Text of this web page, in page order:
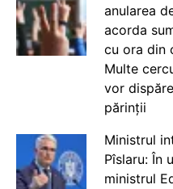
anularea
acorda
cu ora din
Multe
vor
părinții
Ministrul
Pîslaru: În
ministrul